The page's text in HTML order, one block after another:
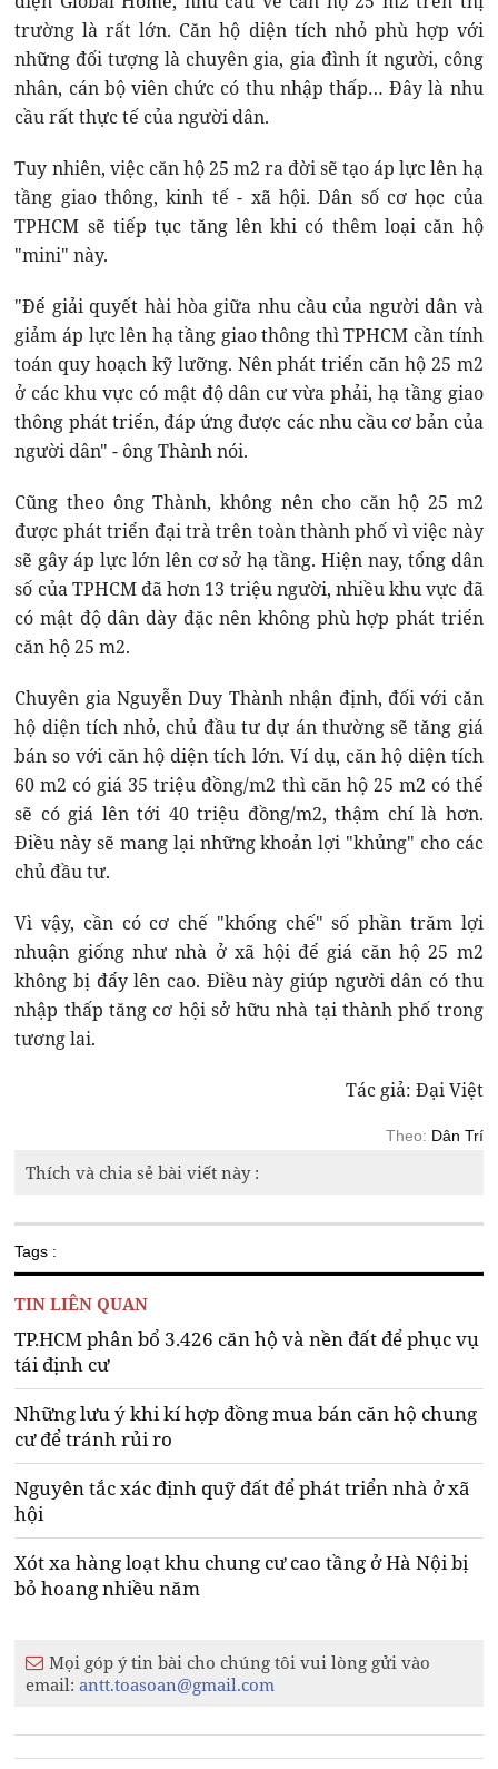
trường là rất lớn. Căn hộ diện tích nhỏ phù hợp với
những đối tượng là chuyên gia, gia đình ít người, công
nhân, cán bộ viên chức có thu nhập thấp… Đây là nhu
cầu rất thực tế của người dân.
Tuy nhiên, việc căn hộ 25 m2 ra đời sẽ tạo áp lực lên hạ
tầng giao thông, kinh tế - xã hội. Dân số cơ học của
TPHCM sẽ tiếp tục tăng lên khi có thêm loại căn hộ
"mini" này.
"Để giải quyết hài hòa giữa nhu cầu của người dân và
giảm áp lực lên hạ tầng giao thông thì TPHCM cần tính
toán quy hoạch kỹ lưỡng. Nên phát triển căn hộ 25 m2
ở các khu vực có mật độ dân cư vừa phải, hạ tầng giao
thông phát triển, đáp ứng được các nhu cầu cơ bản của
người dân" - ông Thành nói.
Cũng theo ông Thành, không nên cho căn hộ 25 m2
được phát triển đại trà trên toàn thành phố vì việc này
sẽ gây áp lực lớn lên cơ sở hạ tầng. Hiện nay, tổng dân
số của TPHCM đã hơn 13 triệu người, nhiều khu vực đã
có mật độ dân dày đặc nên không phù hợp phát triển
căn hộ 25 m2.
Chuyên gia Nguyễn Duy Thành nhận định, đối với căn
hộ diện tích nhỏ, chủ đầu tư dự án thường sẽ tăng giá
bán so với căn hộ diện tích lớn. Ví dụ, căn hộ diện tích
60 m2 có giá 35 triệu đồng/m2 thì căn hộ 25 m2 có thể
sẽ có giá lên tới 40 triệu đồng/m2, thậm chí là hơn.
Điều này sẽ mang lại những khoản lợi "khủng" cho các
chủ đầu tư.
Vì vậy, cần có cơ chế "khống chế" số phần trăm lợi
nhuận giống như nhà ở xã hội để giá căn hộ 25 m2
không bị đẩy lên cao. Điều này giúp người dân có thu
nhập thấp tăng cơ hội sở hữu nhà tại thành phố trong
tương lai.
Tác giả: Đại Việt
Theo: Dân Trí
Thích và chia sẻ bài viết này :
Tags :
TIN LIÊN QUAN
TP.HCM phân bổ 3.426 căn hộ và nền đất để phục vụ
tái định cư
Những lưu ý khi kí hợp đồng mua bán căn hộ chung
cư để tránh rủi ro
Nguyên tắc xác định quỹ đất để phát triển nhà ở xã
hội
Xót xa hàng loạt khu chung cư cao tầng ở Hà Nội bị
bỏ hoang nhiều năm
Mọi góp ý tin bài cho chúng tôi vui lòng gửi vào
email:antt.toasoan@gmail.com